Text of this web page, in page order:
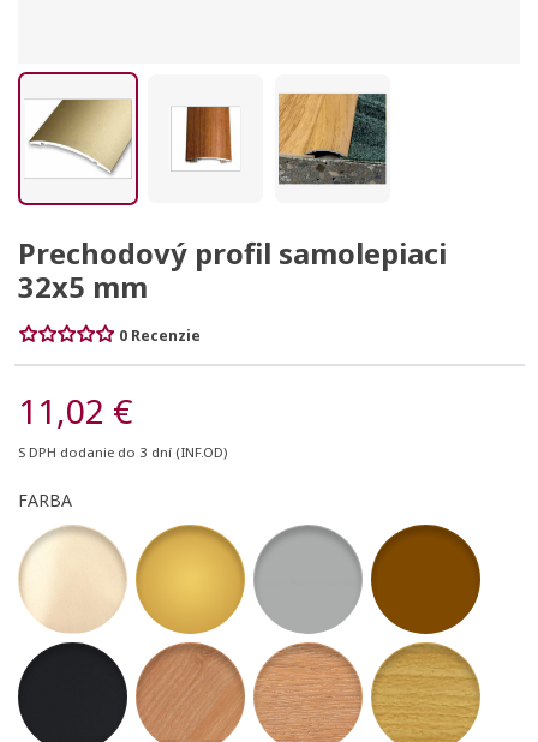
Prechodový profil samolepiaci
32x5 mm
0 Recenzie
11,02 €
S DPH dodanie do 3 dní (INF.OD)
FARBA
07 -Šampanský matný10 - Zlatý matný 11 - Strieborný matný12 - Bronzový matný
39 - Antracit Matte77 - Dub Nature 78 - Dub Stella 52 - buk sylvatica